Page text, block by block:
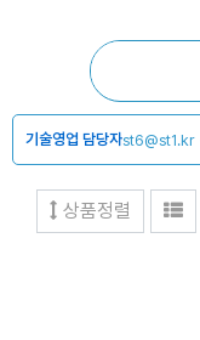
기술영업 담당자st6@st1.kr
상품정렬